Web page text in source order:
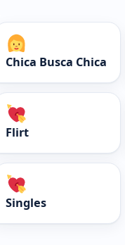
Chica Busca Chica
Flirt
Singles